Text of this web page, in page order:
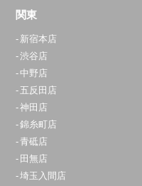
関東
新宿本店
渋谷店
中野店
五反田店
神田店
錦糸町店
青砥店
田無店
埼玉入間店